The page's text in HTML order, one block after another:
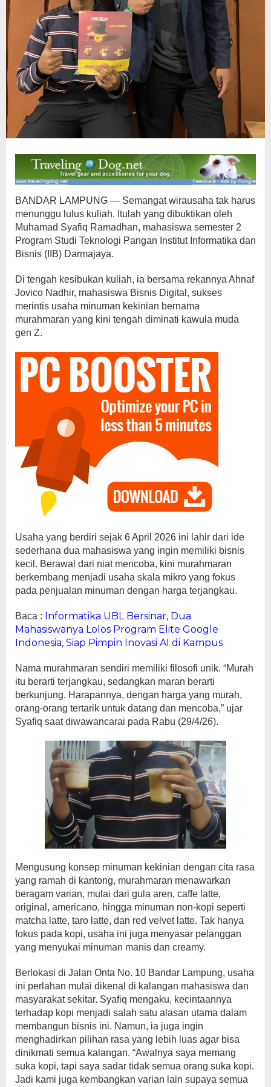
BANDAR LAMPUNG — Semangat wirausaha tak harus
menunggu lulus kuliah. Itulah yang dibuktikan oleh
Muhamad Syafiq Ramadhan, mahasiswa semester 2
Program Studi Teknologi Pangan Institut Informatika dan
Bisnis (IIB) Darmajaya.
Di tengah kesibukan kuliah, ia bersama rekannya Ahnaf
Jovico Nadhir, mahasiswa Bisnis Digital, sukses
merintis usaha minuman kekinian bernama
murahmaran yang kini tengah diminati kawula muda
gen Z.
Usaha yang berdiri sejak 6 April 2026 ini lahir dari ide
sederhana dua mahasiswa yang ingin memiliki bisnis
kecil. Berawal dari niat mencoba, kini murahmaran
berkembang menjadi usaha skala mikro yang fokus
pada penjualan minuman dengan harga terjangkau.
Baca :
Informatika UBL Bersinar, Dua
Mahasiswanya Lolos Program Elite Google
Indonesia, Siap Pimpin Inovasi AI di Kampus
Nama murahmaran sendiri memiliki filosofi unik. “Murah
itu berarti terjangkau, sedangkan maran berarti
berkunjung. Harapannya, dengan harga yang murah,
orang-orang tertarik untuk datang dan mencoba,” ujar
Syafiq saat diwawancarai pada Rabu (29/4/26).
Mengusung konsep minuman kekinian dengan cita rasa
yang ramah di kantong, murahmaran menawarkan
beragam varian, mulai dari gula aren, caffe latte,
original, americano, hingga minuman non-kopi seperti
matcha latte, taro latte, dan red velvet latte. Tak hanya
fokus pada kopi, usaha ini juga menyasar pelanggan
yang menyukai minuman manis dan creamy.
Berlokasi di Jalan Onta No. 10 Bandar Lampung, usaha
ini perlahan mulai dikenal di kalangan mahasiswa dan
masyarakat sekitar. Syafiq mengaku, kecintaannya
terhadap kopi menjadi salah satu alasan utama dalam
membangun bisnis ini. Namun, ia juga ingin
menghadirkan pilihan rasa yang lebih luas agar bisa
dinikmati semua kalangan. “Awalnya saya memang
suka kopi, tapi saya sadar tidak semua orang suka kopi.
Jadi kami juga kembangkan varian lain supaya semua